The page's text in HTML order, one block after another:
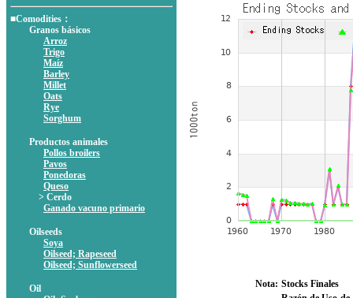
■Comodities：
Granos básicos
Arroz
Trigo
Maíz
Barley
Millet
Oats
Rye
Sorghum
Productos animales
Pollos broilers
Pavos
Ponedoras
Queso
> Cerdo
Ganado vacuno primario
Oilseeds
Soya
Oilseed; Rapeseed
Oilseed; Sunflowerseed
Oil
Nota: Stocks Finales